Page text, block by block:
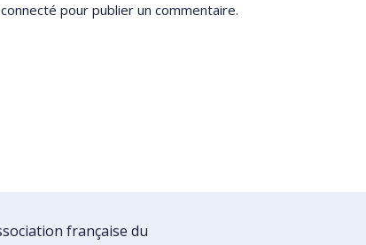
connecté pour publier un commentaire.